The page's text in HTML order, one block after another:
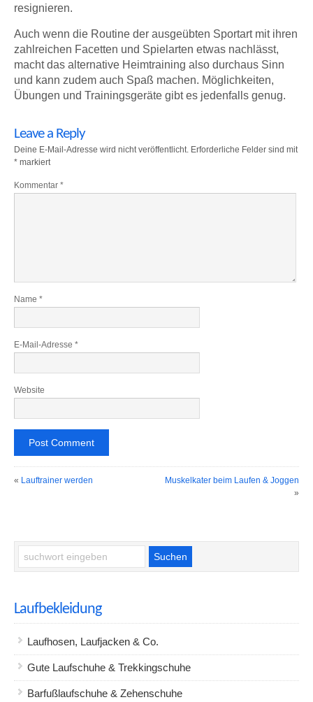
resignieren.
Auch wenn die Routine der ausgeübten Sportart mit ihren
zahlreichen Facetten und Spielarten etwas nachlässt,
macht das alternative Heimtraining also durchaus Sinn
und kann zudem auch Spaß machen. Möglichkeiten,
Übungen und Trainingsgeräte gibt es jedenfalls genug.
Leave a Reply
Deine E-Mail-Adresse wird nicht veröffentlicht. Erforderliche Felder sind mit
* markiert
Kommentar *
Name *
E-Mail-Adresse *
Website
« Lauftrainer werden
Muskelkater beim Laufen & Joggen
»
Laufbekleidung
Laufhosen, Laufjacken & Co.
Gute Laufschuhe & Trekkingschuhe
Barfußlaufschuhe & Zehenschuhe